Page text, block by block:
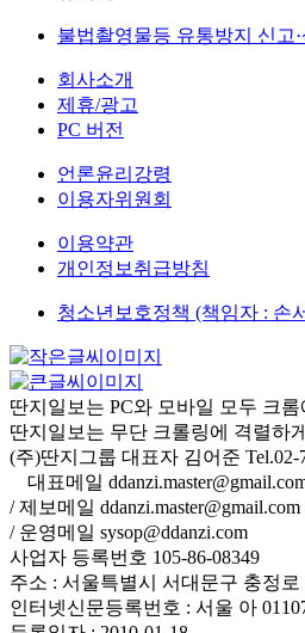
불법촬영물등 유통방지 신고
회사소개
제휴/광고
PC 버전
언론윤리강령
이용자위원회
이용약관
개인정보취급방침
청소년보호정책 (책임자 : 손
딴지일보는 PC와 모바일 모두 크
딴지일보는 무단 크롤링에 격렬하
(주)딴지그룹 대표자 김어준 Tel.02-
대표메일
/ 제보메일 ddanzi.master@gmail.com
/ 운영메일 sysop@ddanzi.com
사업자 등록번호 105-86-08349
주소 : 서울특별시 서대문구 충정로
인터넷신문등록번호 : 서울 아